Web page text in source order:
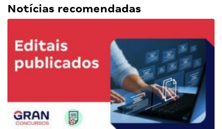
Notícias recomendadas